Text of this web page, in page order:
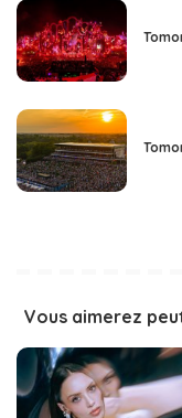
Vous aimerez